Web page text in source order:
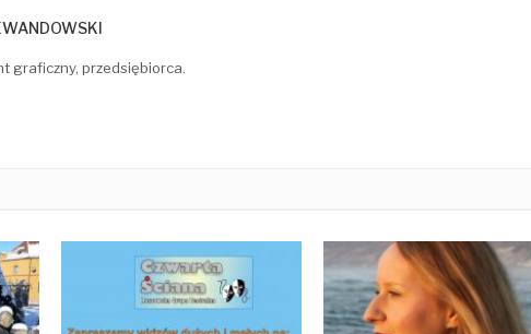
graficzny, przedsiębiorca.